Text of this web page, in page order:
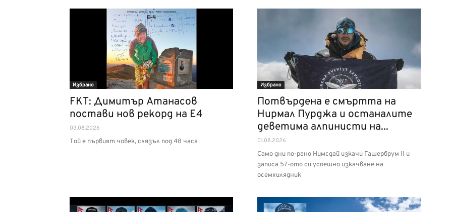
Избрано
FKT: Димитър Атанасов
постави нов рекорд на Е4
03.08.2026
Той е първият човек, слязъл под 48 часа
Избрано
Потвърдена е смъртта на
Нирмал Пурджа и останалите
деветима алпинисти на...
01.08.2026
Само дни по-рано Нимсдай изкачи Гашербрум II и
записа 57-ото си успешно изкачване на
осемхилядник